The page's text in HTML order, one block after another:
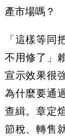
產市場嗎？
「這樣等同
不用修了」
宣示效果很
為什麼要通
查緝。章定
節稅、轉售